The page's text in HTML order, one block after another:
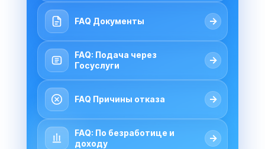
FAQ Документы →
FAQ: Подача через
Госуслуги
→
FAQ Причины отказа →
FAQ: По безработице и
доходу
→